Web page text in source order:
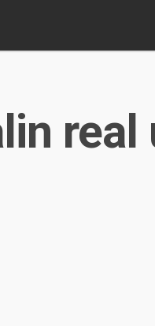
real